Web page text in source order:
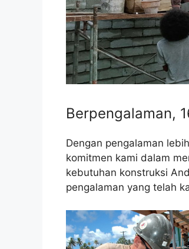
Berpengalaman,
Dengan pengalaman
komitmen kami dalam
kebutuhan konstruksi
pengalaman yang telah